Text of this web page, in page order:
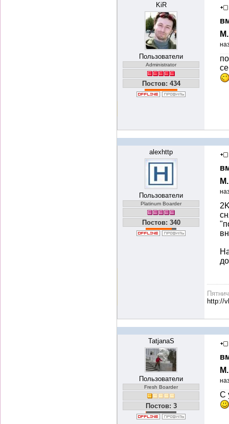
KiR
Пользователи
Administrator
Постов: 434
alexhttp
Пользователи
Platinum Boarder
Постов: 340
http://
TatjanaS
Пользователи
Fresh Boarder
Постов: 3
С